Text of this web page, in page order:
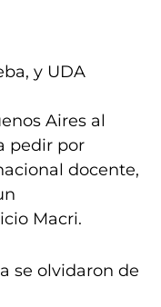
y UDA
Aires al
pedir por
docente,
Macri.
se olvidaron de